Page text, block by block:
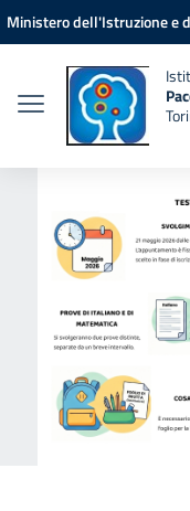
Vai ai contenuti
Vai al menu di navigazione
Vai al footer
Ministero dell'Istruzione e